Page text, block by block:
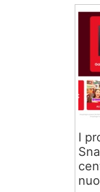
I